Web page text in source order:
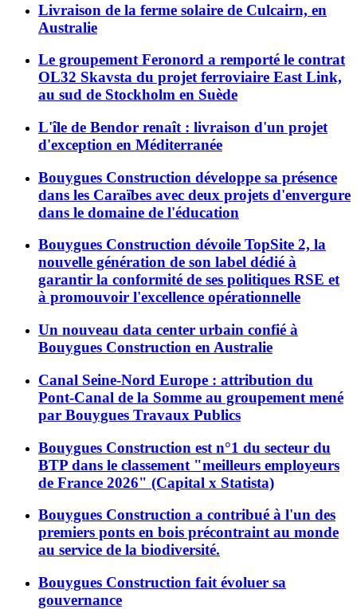
Livraison de la ferme solaire de Culcairn, en
Australie
Le groupement Feronord a remporté le contrat
OL32 Skavsta du projet ferroviaire East Link,
au sud de Stockholm en Suède
L'île de Bendor renaît : livraison d'un projet
d'exception en Méditerranée
Bouygues Construction développe sa présence
dans les Caraïbes avec deux projets d'envergure
dans le domaine de l'éducation
Bouygues Construction dévoile TopSite 2, la
nouvelle génération de son label dédié à
garantir la conformité de ses politiques RSE et
à promouvoir l'excellence opérationnelle
Un nouveau data center urbain confié à
Bouygues Construction en Australie
Canal Seine-Nord Europe : attribution du
Pont-Canal de la Somme au groupement mené
par Bouygues Travaux Publics
Bouygues Construction est n°1 du secteur du
BTP dans le classement "meilleurs employeurs
de France 2026" (Capital x Statista)
Bouygues Construction a contribué à l'un des
premiers ponts en bois précontraint au monde
au service de la biodiversité.
Bouygues Construction fait évoluer sa
gouvernance